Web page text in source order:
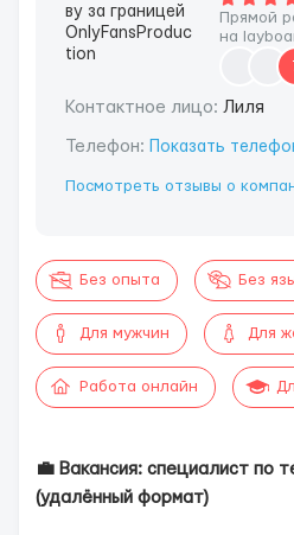
Прямой
на
Контактное лицо: Лиля
Телефон: Показать
Посмотреть отзывы о
Без опыта Без
Для мужчин Для
Работа онлайн
💼 Вакансия: специалист по
(удалённый формат)